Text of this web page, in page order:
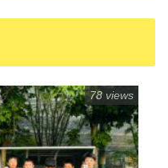
78 views